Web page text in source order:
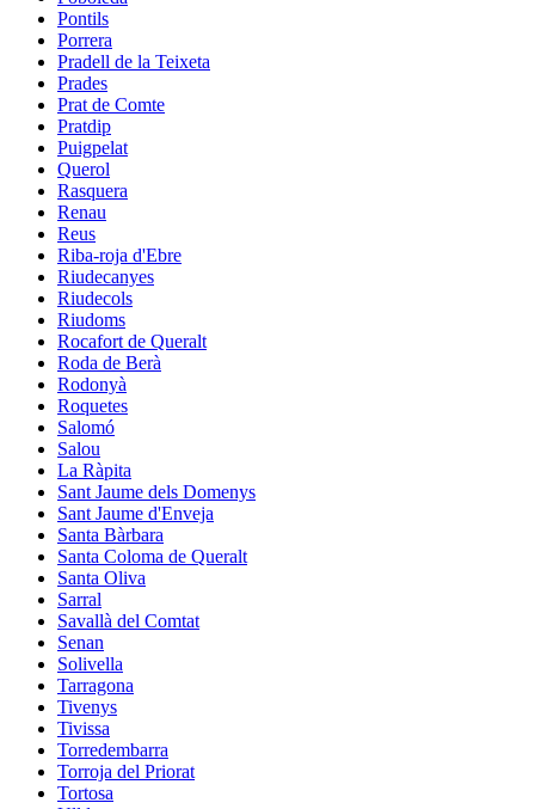
Pontils
Porrera
Pradell de la Teixeta
Prades
Prat de Comte
Pratdip
Puigpelat
Querol
Rasquera
Renau
Reus
Riba-roja d'Ebre
Riudecanyes
Riudecols
Riudoms
Rocafort de Queralt
Roda de Berà
Rodonyà
Roquetes
Salomó
Salou
La Ràpita
Sant Jaume dels Domenys
Sant Jaume d'Enveja
Santa Bàrbara
Santa Coloma de Queralt
Santa Oliva
Sarral
Savallà del Comtat
Senan
Solivella
Tarragona
Tivenys
Tivissa
Torredembarra
Torroja del Priorat
Tortosa